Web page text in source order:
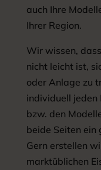
auch Ihre
Ihrer Region.
Wir wissen,
nicht leicht ist,
oder Anlage zu
individuell
bzw. den
beide Seiten ein
Gern erstellen
marktüblichen